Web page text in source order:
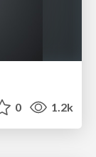
0 1.2k